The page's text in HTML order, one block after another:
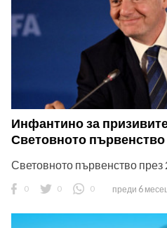
Инфантино за
Световното
Световното първенство през
0 0 0 преди 6